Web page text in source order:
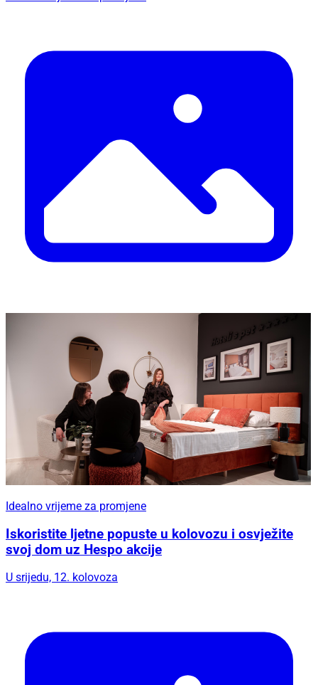
Idealno vrijeme za promjene
Iskoristite ljetne popuste u kolovozu i osvježite
svoj dom uz Hespo akcije
U srijedu, 12. kolovoza